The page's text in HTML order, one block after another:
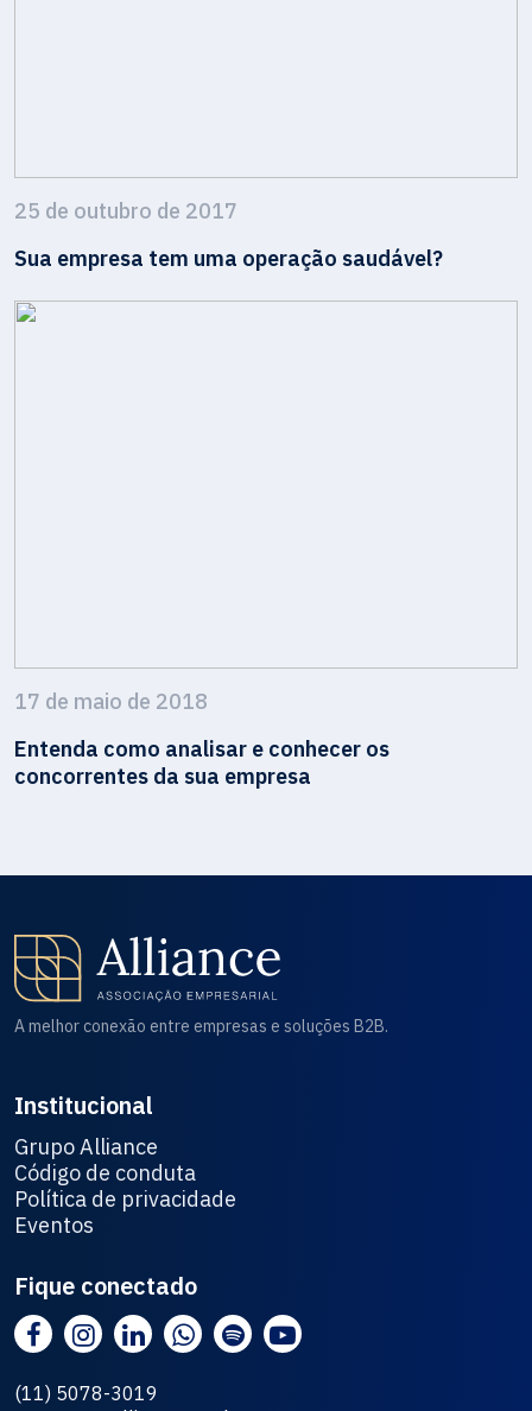
25 de outubro de 2017
Sua empresa tem uma operação saudável?
17 de maio de 2018
Entenda como analisar e conhecer os
concorrentes da sua empresa
A melhor conexão entre empresas e soluções B2B.
Institucional
Grupo Alliance
Código de conduta
Política de privacidade
Eventos
Fique conectado
(11) 5078-3019